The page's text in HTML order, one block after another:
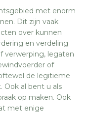
met enorm
Dit zijn vaak
over kunnen
en verdeling
verwerping, legaten
of
de legitieme
Ook al bent u als
op maken. Ook
met enige